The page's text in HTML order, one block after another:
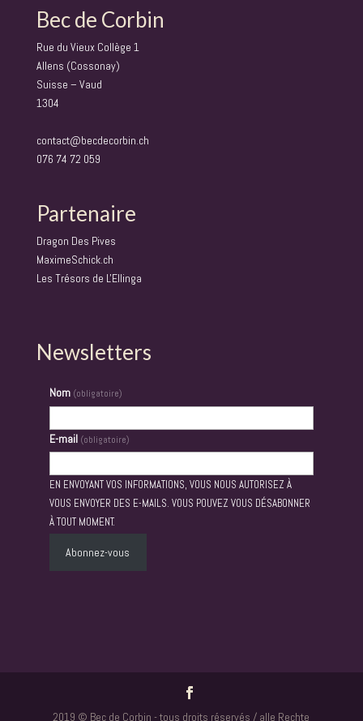
Bec de Corbin
Rue du Vieux Collège 1
Allens (Cossonay)
Suisse – Vaud
1304
contact@becdecorbin.ch
076 74 72 059
Partenaire
Dragon Des Pives
MaximeSchick.ch
Les Trésors de L'Ellinga
Newsletters
Nom (obligatoire)
E-mail (obligatoire)
EN ENVOYANT VOS INFORMATIONS, VOUS NOUS AUTORISEZ À
VOUS ENVOYER DES E-MAILS. VOUS POUVEZ VOUS DÉSABONNER
À TOUT MOMENT.
Abonnez-vous
2019 © Bec de Corbin - tous droits réservés / alle Rechte